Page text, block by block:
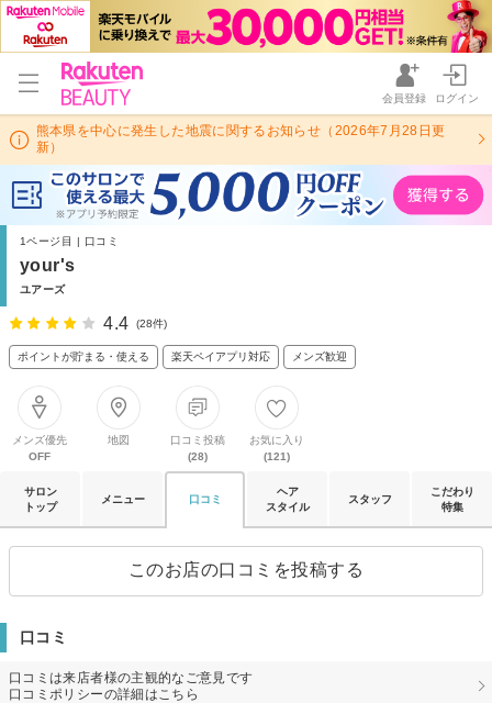
会員登録 ログイン
熊本県を中心に発生した地震に関するお知らせ（2026年7月28日更
新）
1ページ目 | 口コミ
your's
ユアーズ
4.4 (28件)
ポイントが貯まる・使える 楽天ペイアプリ対応 メンズ歓迎
メンズ優先
OFF
地図
口コミ投稿
(28)
お気に入り
(121)
サロン
トップ
メニュー 口コミ
ヘア
スタイル
スタッフ
こだわり
特集
このお店の口コミを投稿する
口コミ
口コミは来店者様の主観的なご意見です
口コミポリシーの詳細はこちら